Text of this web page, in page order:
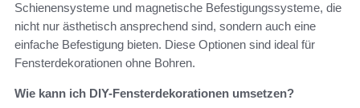
Schienensysteme und magnetische Befestigungssysteme, die
nicht nur ästhetisch ansprechend sind, sondern auch eine
einfache Befestigung bieten. Diese Optionen sind ideal für
Fensterdekorationen ohne Bohren.
Wie kann ich DIY-Fensterdekorationen umsetzen?